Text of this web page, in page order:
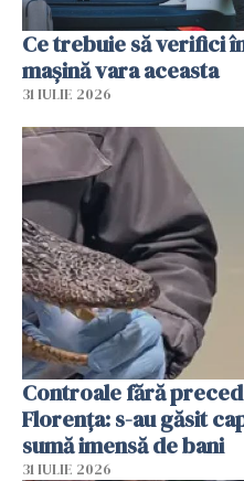
Ce trebuie să verifici
mașină vara aceasta
31 IULIE 2026
Controale fără
Florența: s-au găsit
sumă imensă de bani
31 IULIE 2026